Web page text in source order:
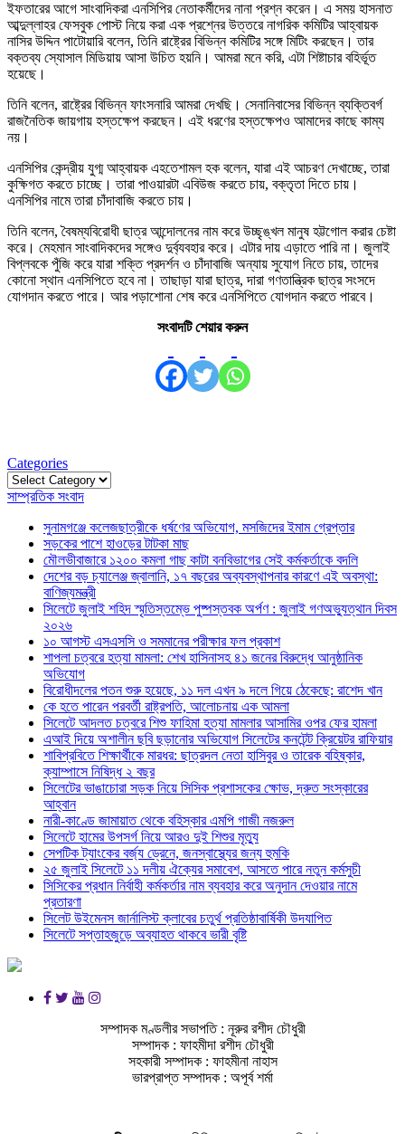
ইফতারের আগে সাংবাদিকরা এনসিপির নেতাকর্মীদের নানা প্রশ্ন করেন। এ সময় হাসনাত
আব্দুল্লাহর ফেসবুক পোস্ট নিয়ে করা এক প্রশ্নের উত্তরে নাগরিক কমিটির আহ্বায়ক
নাসির উদ্দিন পাটোয়ারি বলেন, তিনি রাষ্ট্রের বিভিন্ন কমিটির সঙ্গে মিটিং করছেন। তার
বক্তব্য স্যোসাল মিডিয়ায় আসা উচিত হয়নি। আমরা মনে করি, এটা শিষ্টাচার বহির্ভূত
হয়েছে।
তিনি বলেন, রাষ্ট্রের বিভিন্ন ফাংসনারি আমরা দেখছি। সেনানিবাসের বিভিন্ন ব্যক্তিবর্গ
রাজনৈতিক জায়গায় হস্তক্ষেপ করছেন। এই ধরণের হস্তক্ষেপও আমাদের কাছে কাম্য
নয়।
এনসিপির কেন্দ্রীয় যুগ্ম আহ্বায়ক এহতেশামল হক বলেন, যারা এই আচরণ দেখাচ্ছে, তারা
কুক্ষিগত করতে চাচ্ছে। তারা পাওয়ারটা এবিউজ করতে চায়, বক্তৃতা দিতে চায়।
এনসিপির নামে তারা চাঁদাবাজি করতে চায়।
তিনি বলেন, বৈষম্যবিরোধী ছাত্র আন্দোলনের নাম করে উচ্ছৃঙ্খল মানুষ হট্টগোল করার চেষ্টা
করে। মেহমান সাংবাদিকদের সঙ্গেও দুর্ব্যবহার করে। এটার দায় এড়াতে পারি না। জুলাই
বিপ্লবকে পুঁজি করে যারা শক্তি প্রদর্শন ও চাঁদাবাজি অন্যায় সুযোগ নিতে চায়, তাদের
কোনো স্থান এনসিপিতে হবে না। তাছাড়া যারা ছাত্র, দারা গণতান্ত্রিক ছাত্র সংসদে
যোগদান করতে পারে। আর পড়াশোনা শেষ করে এনসিপিতে যোগদান করতে পারবে।
সংবাদটি শেয়ার করুন
Categories
Categories
সাম্প্রতিক সংবাদ
সুনামগঞ্জে কলেজছাত্রীকে ধর্ষণের অভিযোগ, মসজিদের ইমাম গ্রেপ্তার
সড়কের পাশে হাওড়ের টাটকা মাছ
মৌলভীবাজারে ১২০০ কমলা গাছ কাটা বনবিভাগের সেই কর্মকর্তাকে বদলি
দেশের বড় চ্যালেঞ্জ জ্বালানি, ১৭ বছরের অব্যবস্থাপনার কারণে এই অবস্থা:
বাণিজ্যমন্ত্রী
সিলেটে জুলাই শহিদ স্মৃতিস্তম্ভে পুষ্পস্তবক অর্পণ : জুলাই গণঅভ্যুত্থান দিবস
২০২৬
১০ আগস্ট এসএসসি ও সমমানের পরীক্ষার ফল প্রকাশ
শাপলা চত্বরে হত্যা মামলা: শেখ হাসিনাসহ ৪১ জনের বিরুদ্ধে আনুষ্ঠানিক
অভিযোগ
বিরোধীদলের পতন শুরু হয়েছে, ১১ দল এখন ৯ দলে গিয়ে ঠেকেছে: রাশেদ খান
কে হতে পারেন পরবর্তী রাষ্ট্রপতি, আলোচনায় এক আমলা
সিলেটে আদলত চত্বরে শিশু ফাহিমা হত্যা মামলার আসামির ওপর ফের হামলা
এআই দিয়ে অশালীন ছবি ছড়ানোর অভিযোগ সিলেটের কনটেন্ট ক্রিয়েটর রাফিয়ার
শাবিপ্রবিতে শিক্ষার্থীকে মারধর: ছাত্রদল নেতা হাসিবুর ও তারেক বহিষ্কার,
ক্যাম্পাসে নিষিদ্ধ ২ বছর
সিলেটের ভাঙাচোরা সড়ক নিয়ে সিসিক প্রশাসকের ক্ষোভ, দ্রুত সংস্কারের
আহ্বান
নারী-কাণ্ডে জামায়াত থেকে বহিস্কার এমপি গাজী নজরুল
সিলেটে হামের উপসর্গ নিয়ে আরও দুই শিশুর মৃত্যু
সেপটিক ট্যাংকের বর্জ্য ড্রেনে, জনস্বাস্থ্যের জন্য হুমকি
২৫ জুলাই সিলেটে ১১ দলীয় ঐক্যের সমাবেশ, আসতে পারে নতুন কর্মসুচী
সিসিকের প্রধান নির্বাহী কর্মকর্তার নাম ব্যবহার করে অনুদান দেওয়ার নামে
প্রতারণা
সিলেট উইমেনস জার্নালিস্ট ক্লাবের চতুর্থ প্রতিষ্ঠাবার্ষিকী উদযাপিত
সিলেটে সপ্তাহজুড়ে অব্যাহত থাকবে ভারী বৃষ্টি
সম্পাদক মণ্ডলীর সভাপতি : নূরুর রশীদ চৌধুরী
সম্পাদক : ফাহমীদা রশীদ চৌধুরী
সহকারী সম্পাদক : ফাহমীনা নাহাস
ভারপ্রাপ্ত সম্পাদক : অপূর্ব শর্মা